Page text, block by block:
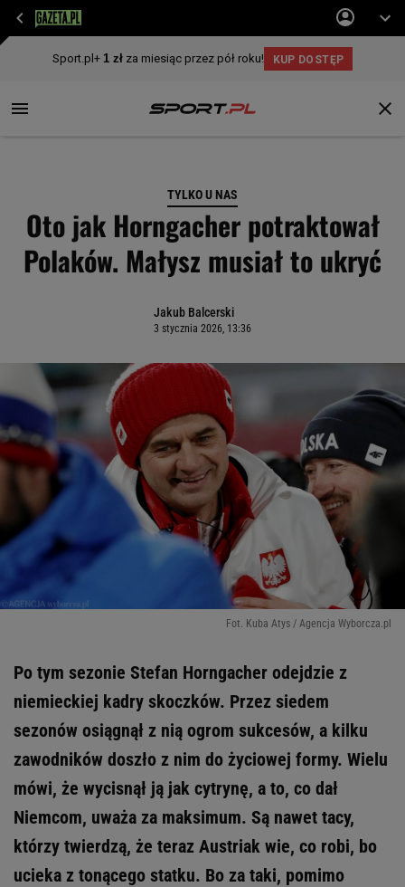
TYLKO U NAS
Oto jak Horngacher potraktował
Polaków. Małysz musiał to ukryć
Jakub Balcerski
3 stycznia 2026, 13:36
Fot. Kuba Atys / Agencja Wyborcza.pl
Po tym sezonie Stefan Horngacher odejdzie z
niemieckiej kadry skoczków. Przez siedem
sezonów osiągnął z nią ogrom sukcesów, a kilku
zawodników doszło z nim do życiowej formy. Wielu
mówi, że wycisnął ją jak cytrynę, a to, co dał
Niemcom, uważa za maksimum. Są nawet tacy,
którzy twierdzą, że teraz Austriak wie, co robi, bo
ucieka z tonącego statku. Bo za taki, pomimo